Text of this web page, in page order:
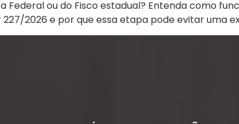
Federal ou do Fisco estadual? Entenda como
2026 e por que essa etapa pode evitar uma